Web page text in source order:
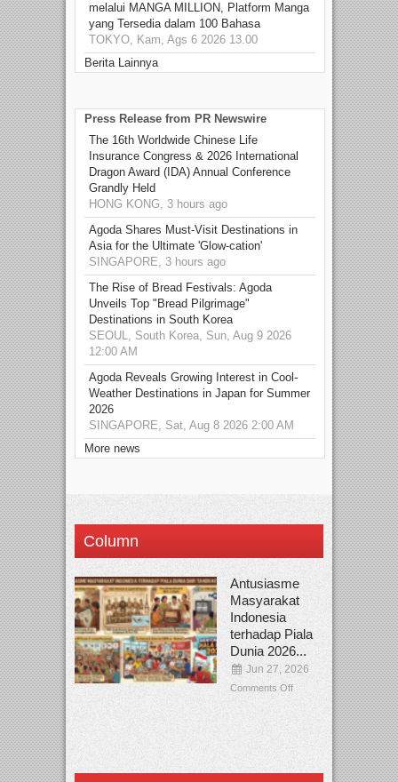
melalui MANGA MILLION, Platform Manga
yang Tersedia dalam 100 Bahasa
TOKYO, Kam, Ags 6 2026 13.00
Berita Lainnya
Press Release from PR Newswire
The 16th Worldwide Chinese Life
Insurance Congress & 2026 International
Dragon Award (IDA) Annual Conference
Grandly Held
HONG KONG, 3 hours ago
Agoda Shares Must-Visit Destinations in
Asia for the Ultimate 'Glow-cation'
SINGAPORE, 3 hours ago
The Rise of Bread Festivals: Agoda
Unveils Top "Bread Pilgrimage"
Destinations in South Korea
SEOUL, South Korea, Sun, Aug 9 2026
12:00 AM
Agoda Reveals Growing Interest in Cool-
Weather Destinations in Japan for Summer
2026
SINGAPORE, Sat, Aug 8 2026 2:00 AM
More news
Column
Antusiasme
Masyarakat
Indonesia
terhadap Piala
Dunia 2026...
Jun 27, 2026
Comments Off